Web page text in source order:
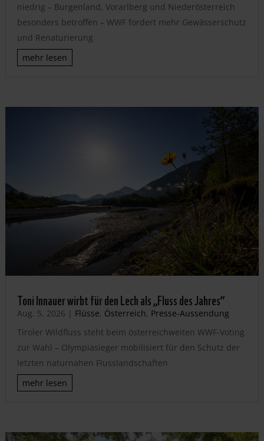
niedrig – Burgenland, Vorarlberg und Niederösterreich
besonders betroffen – WWF fordert mehr Gewässerschutz
und Renaturierung
mehr lesen
Toni Innauer wirbt für den Lech als „Fluss des Jahres“
Aug. 5, 2026 | Flüsse, Österreich, Presse-Aussendung
Tiroler Wildfluss steht beim österreichweiten WWF-Voting
zur Wahl – Olympiasieger mobilisiert für den Schutz der
letzten naturnahen Flusslandschaften
mehr lesen